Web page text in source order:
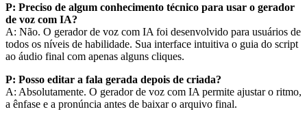
P: Preciso de algum conhecimento técnico para usar o gerador
de voz com IA?
A: Não. O gerador de voz com IA foi desenvolvido para usuários de
todos os níveis de habilidade. Sua interface intuitiva o guia do script
ao áudio final com apenas alguns cliques.
P: Posso editar a fala gerada depois de criada?
A: Absolutamente. O gerador de voz com IA permite ajustar o ritmo,
a ênfase e a pronúncia antes de baixar o arquivo final.